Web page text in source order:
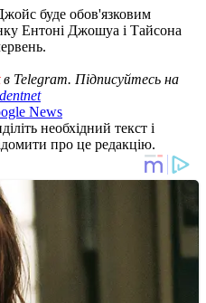
буде обов'язковим
Ентоні Джошуа і Тайсона
в Telegram. Підписуйтесь на
News
необхідний текст і
про це редакцію.